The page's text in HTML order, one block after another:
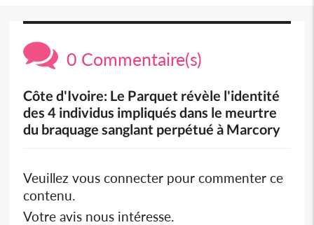
0 Commentaire(s)
Côte d'Ivoire: Le Parquet révèle l'identité
des 4 individus impliqués dans le meurtre
du braquage sanglant perpétué à Marcory
Veuillez vous connecter pour commenter ce
contenu.
Votre avis nous intéresse.